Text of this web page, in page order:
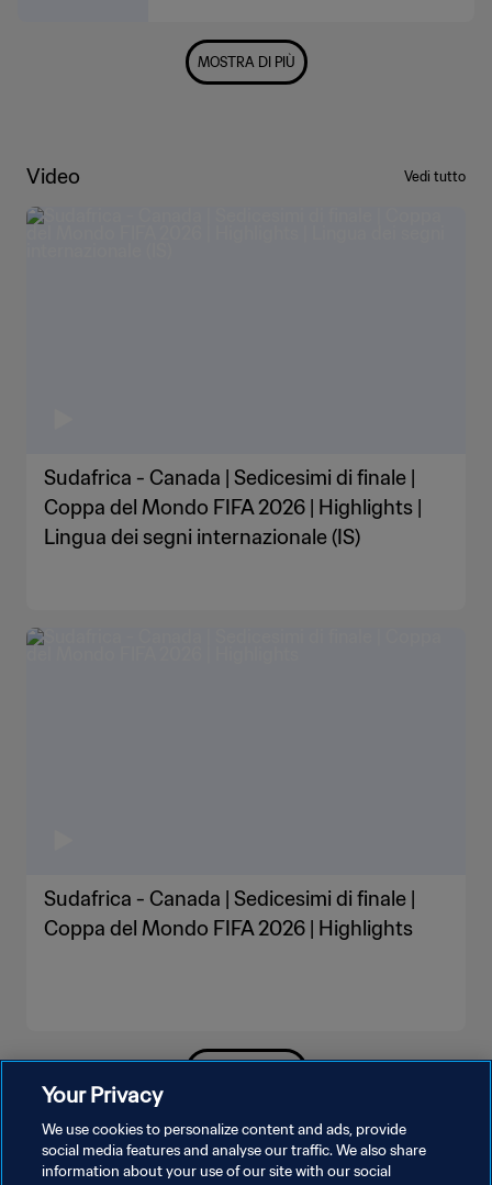
MOSTRA DI PIÙ
Video Vedi tutto
Sudafrica - Canada | Sedicesimi di finale |
Coppa del Mondo FIFA 2026 | Highlights |
Lingua dei segni internazionale (IS)
Sudafrica - Canada | Sedicesimi di finale |
Coppa del Mondo FIFA 2026 | Highlights
Your Privacy
We use cookies to personalize content and ads, provide
social media features and analyse our traffic. We also share
information about your use of our site with our social